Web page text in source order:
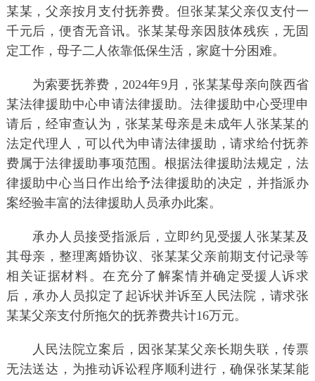
某某，父亲按月支付抚养费。但张某某父亲仅支付一
千元后，便杳无音讯。张某某母亲因肢体残疾，无固
定工作，母子二人依靠低保生活，家庭十分困难。
为索要抚养费，2024年9月，张某某母亲向陕西省
某法律援助中心申请法律援助。法律援助中心受理申
请后，经审查认为，张某某母亲是未成年人张某某的
法定代理人，可以代为申请法律援助，请求给付抚养
费属于法律援助事项范围。根据法律援助法规定，法
律援助中心当日作出给予法律援助的决定，并指派办
案经验丰富的法律援助人员承办此案。
承办人员接受指派后，立即约见受援人张某某及
其母亲，整理离婚协议、张某某父亲前期支付记录等
相关证据材料。在充分了解案情并确定受援人诉求
后，承办人员拟定了起诉状并诉至人民法院，请求张
某某父亲支付所拖欠的抚养费共计16万元。
人民法院立案后，因张某某父亲长期失联，传票
无法送达，为推动诉讼程序顺利进行，确保张某某能